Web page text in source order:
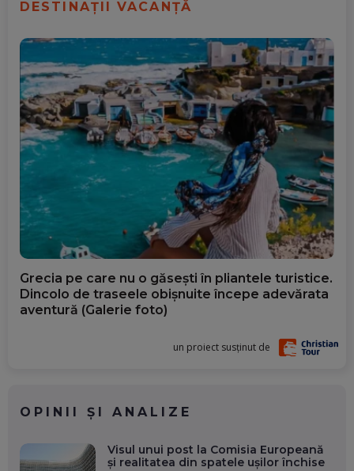
DESTINAȚII VACANȚĂ
Grecia pe care nu o găsești în pliantele turistice.
Dincolo de traseele obișnuite începe adevărata
aventură (Galerie foto)
un proiect susținut de
OPINII ȘI ANALIZE
Visul unui post la Comisia Europeană
și realitatea din spatele ușilor închise